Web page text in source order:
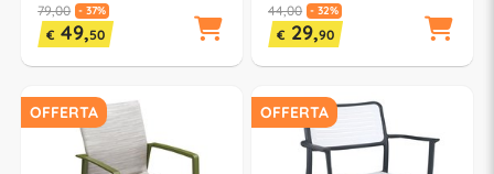
79,00 - 37%
€ 49,50
44,00 - 32%
€ 29,90
OFFERTA OFFERTA